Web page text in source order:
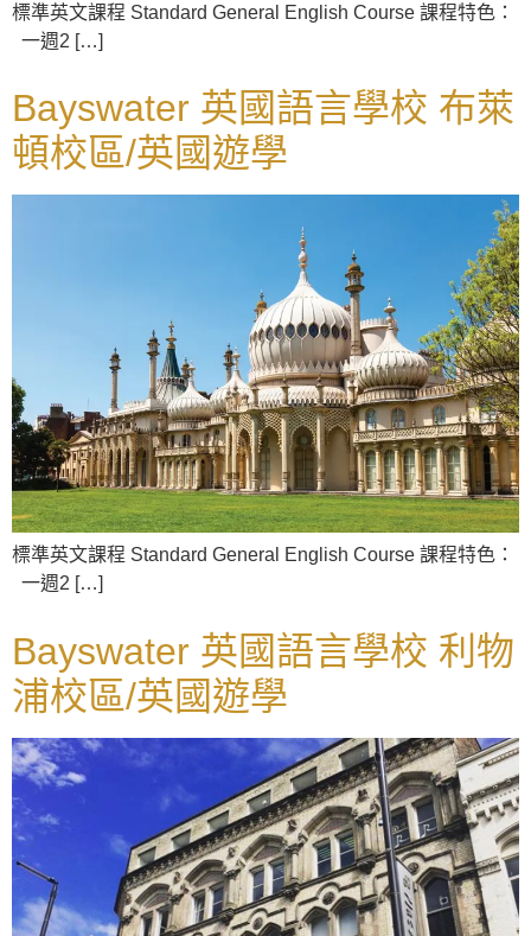
標準英文課程 Standard General English Course 課程特色：
一週2 […]
Bayswater 英國語言學校 布萊
頓校區/英國遊學
標準英文課程 Standard General English Course 課程特色：
一週2 […]
Bayswater 英國語言學校 利物
浦校區/英國遊學